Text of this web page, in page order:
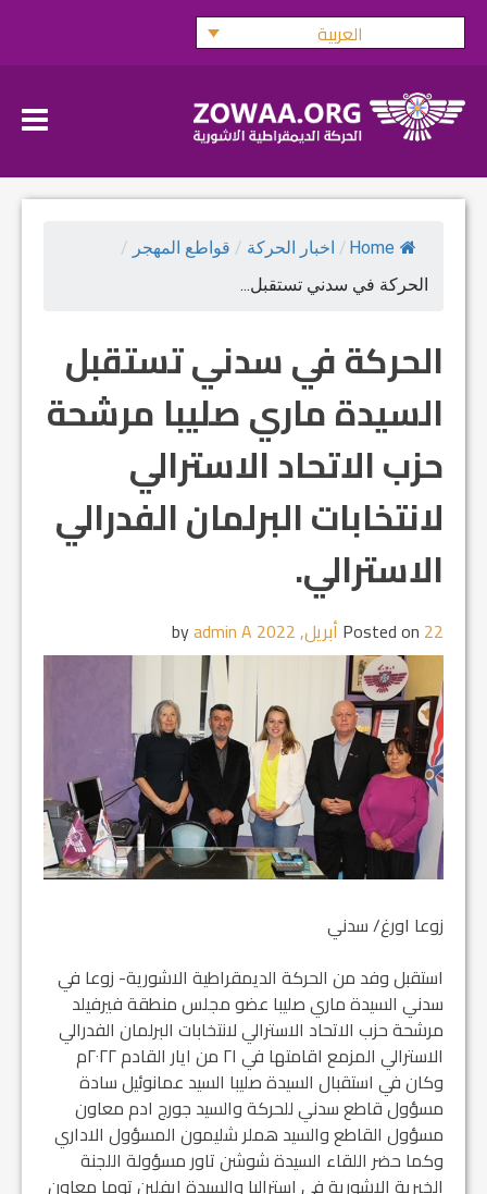
Skip
العربية
Home
/ اخبار الحركة / قواطع المهجر /
الحركة في سدني تستقبل...
الحركة في سدني تستقبل
السيدة ماري صليبا مرشحة
حزب الاتحاد الاسترالي
لانتخابات البرلمان الفدرالي
الاسترالي.
Posted on 22 أبريل, 2022 admin A
زوعا اورغ/ سدني
استقبل وفد من الحركة الديمقراطية الاشورية- زوعا في
سدني السيدة ماري صليبا عضو مجلس منطقة فيرفيلد
مرشحة حزب الاتحاد الاسترالي لانتخابات البرلمان الفدرالي
الاسترالي المزمع اقامتها في ٢١ من ايار القادم ٢٠٢٢م
وكان في استقبال السيدة صليبا السيد عمانوئيل سادة
مسؤول قاطع سدني للحركة والسيد جورج ادم معاون
مسؤول القاطع والسيد هملر شليمون المسؤول الاداري
وكما حضر اللقاء السيدة شوشن تاور مسؤولة اللجنة
الخيرية الاشورية في استراليا والسيدة ايفلين توما معاون